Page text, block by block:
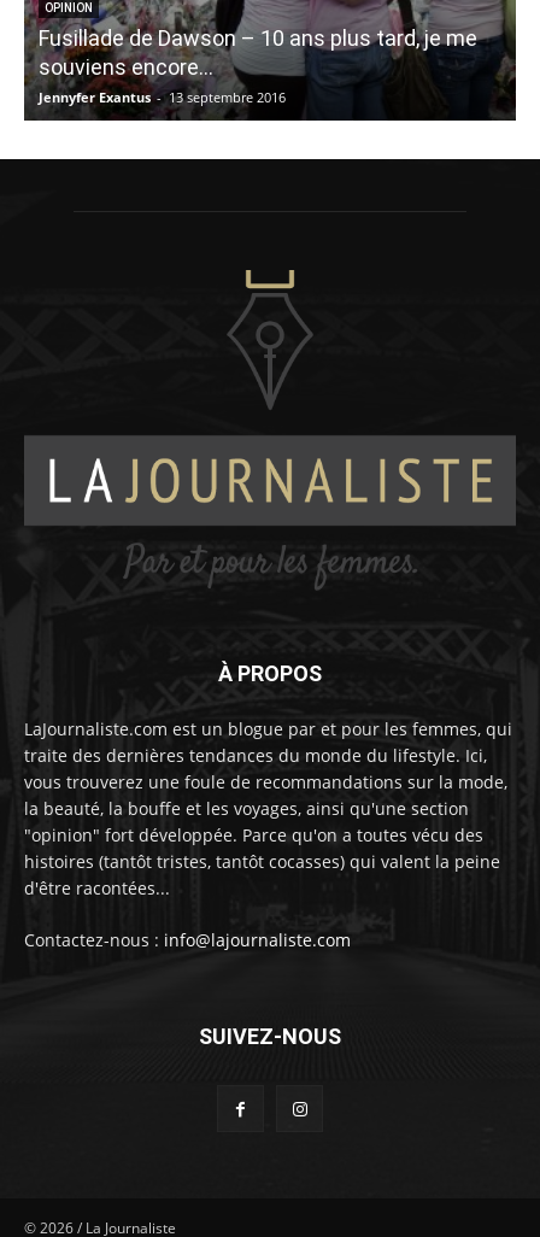
OPINION
Fusillade de Dawson – 10 ans plus tard, je me
souviens encore…
Jennyfer Exantus - 13 septembre 2016
À PROPOS
LaJournaliste.com est un blogue par et pour les femmes, qui
traite des dernières tendances du monde du lifestyle. Ici,
vous trouverez une foule de recommandations sur la mode,
la beauté, la bouffe et les voyages, ainsi qu'une section
"opinion" fort développée. Parce qu'on a toutes vécu des
histoires (tantôt tristes, tantôt cocasses) qui valent la peine
d'être racontées...
Contactez-nous : info@lajournaliste.com
SUIVEZ-NOUS
©2026/ La Journaliste